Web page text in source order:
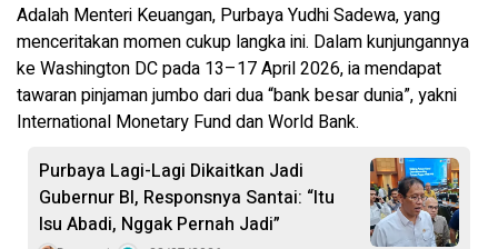
Adalah Menteri Keuangan, Purbaya Yudhi Sadewa, yang
menceritakan momen cukup langka ini. Dalam kunjungannya
ke Washington DC pada 13–17 April 2026, ia mendapat
tawaran pinjaman jumbo dari dua “bank besar dunia”, yakni
International Monetary Fund dan World Bank.
Purbaya Lagi-Lagi Dikaitkan Jadi
Gubernur BI, Responsnya Santai: “Itu
Isu Abadi, Nggak Pernah Jadi”